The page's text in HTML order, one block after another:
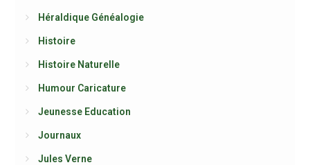
Héraldique Généalogie
Histoire
Histoire Naturelle
Humour Caricature
Jeunesse Education
Journaux
Jules Verne